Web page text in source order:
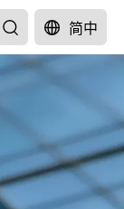
简中